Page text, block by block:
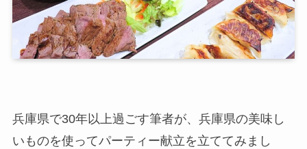
兵庫県で30年以上過ごす筆者が、兵庫県の美味し
いものを使ってパーティー献立を立ててみまし